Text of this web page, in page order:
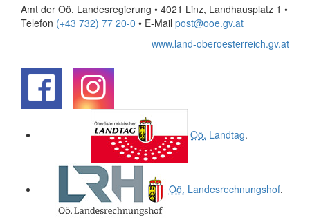
Amt der Oö. Landesregierung • 4021 Linz, Landhausplatz 1 •
Telefon (+43 732) 77 20-0 • E-Mail post@ooe.gv.at
www.land-oberoesterreich.gv.at
Oö. Landtag.
Oö. Landesrechnungshof.